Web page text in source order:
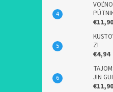
€11,90
ZI
€4,94
JIN
€11,90